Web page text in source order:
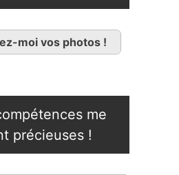
moi vos photos !
me
précieuses !